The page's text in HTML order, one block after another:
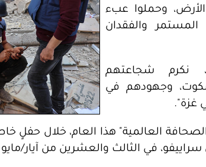
وحملوا عبء
والفقدان
نكرم شجاعتهم
وجهودهم في
غزة".
سراييفو، في الثالث والعشرين من آيار/